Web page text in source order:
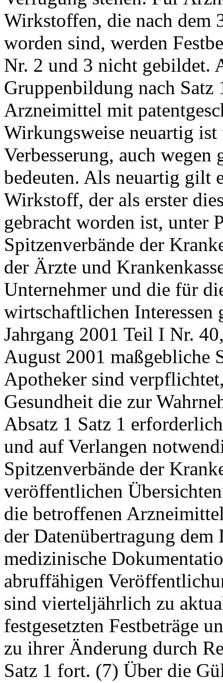
Wirkstoffen, die nach dem
worden sind, werden
Nr. 2 und 3 nicht gebildet.
Gruppenbildung nach
Arzneimittel mit
Wirkungsweise neuartig ist
Verbesserung, auch
bedeuten. Als neuartig gilt
Wirkstoff, der als erster
gebracht worden ist, unter
Spitzenverbände der
der Ärzte und
Unternehmer und die für
wirtschaftlichen Interessen
Jahrgang 2001 Teil I Nr.
August 2001 maßgebliche
Apotheker sind
Gesundheit die zur
Absatz 1 Satz 1
und auf Verlangen
Spitzenverbände der
veröffentlichen
die betroffenen
der Datenübertragung
medizinische
abruffähigen
sind vierteljährlich zu
festgesetzten Festbeträge
zu ihrer Änderung durch
Satz 1 fort. (7) Über die